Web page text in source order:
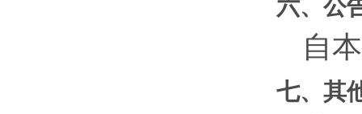
六、公
自
七、其